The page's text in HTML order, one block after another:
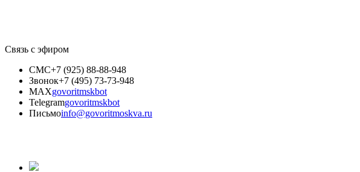
Связь с эфиром
СМС+7 (925) 88-88-948
Звонок+7 (495) 73-73-948
MAXgovoritmskbot
Telegramgovoritmskbot
Письмоinfo@govoritmoskva.ru